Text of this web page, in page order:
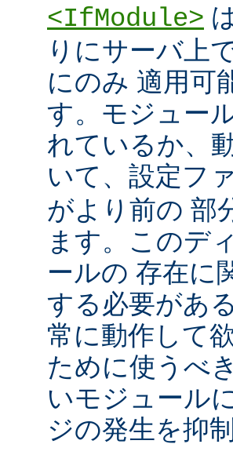
<IfModule>
りにサーバ上
にのみ 適用可
す。モジュー
れているか、
いて、設定フ
がより前の 部
ます。このデ
ールの 存在に
する必要があ
常に動作して
ために使うべ
いモジュール
ジの発生を抑